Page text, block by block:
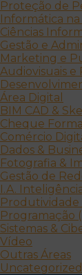
Proteção de
Informática
Ciências
Gestão e
Marketing e
Audiovisuais e
Área Digital
BIM CAD &
Cheque
Comércio
Dados &
Fotografia &
Gestão de
I.A.
Produtividade
Programação
Sistemas &
Vídeo
Outras Áreas
Uncategorized